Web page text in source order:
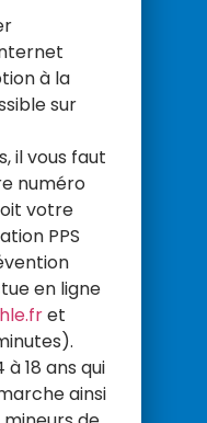
à la
sur
il vous faut
numéro
votre
PPS
en ligne
et
à 18 ans qui
ainsi